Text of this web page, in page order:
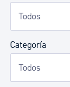
Categoría